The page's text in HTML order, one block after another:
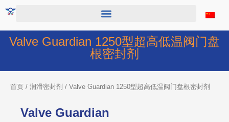
Valve Guardian 1250型超高低温阀门盘
根密封剂
首页 / 润滑密封剂 / Valve Guardian 1250型超高低温阀门盘根密封剂
Valve Guardian